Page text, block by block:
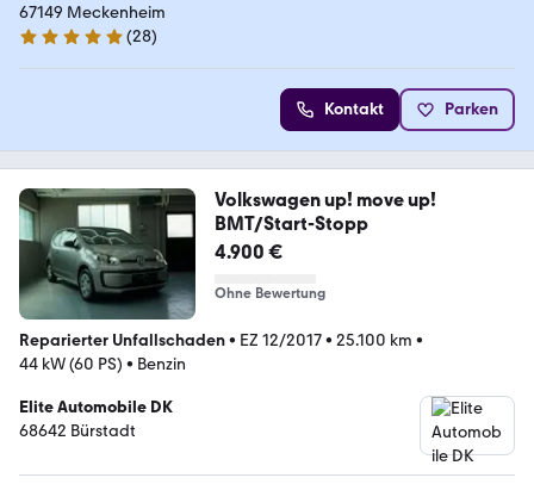
67149 Meckenheim
4.8 Sterne
(28)
Kontakt Parken
Volkswagen up! move up!
BMT/Start-Stopp
4.900 €
Ohne Bewertung
Reparierter Unfallschaden• EZ 12/2017• 25.100 km •
44 kW (60 PS) • Benzin
Elite Automobile DK
68642 Bürstadt